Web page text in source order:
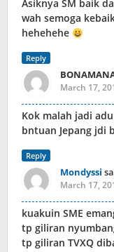
Asiknya SM baik
wah semoga
hehehehe
Reply
March 17,
Kok malah jadi
bntuan Jepang jdi
Reply
Mondyssi
March 17,
kuakuin SME
tp giliran
tp giliran TVXQ